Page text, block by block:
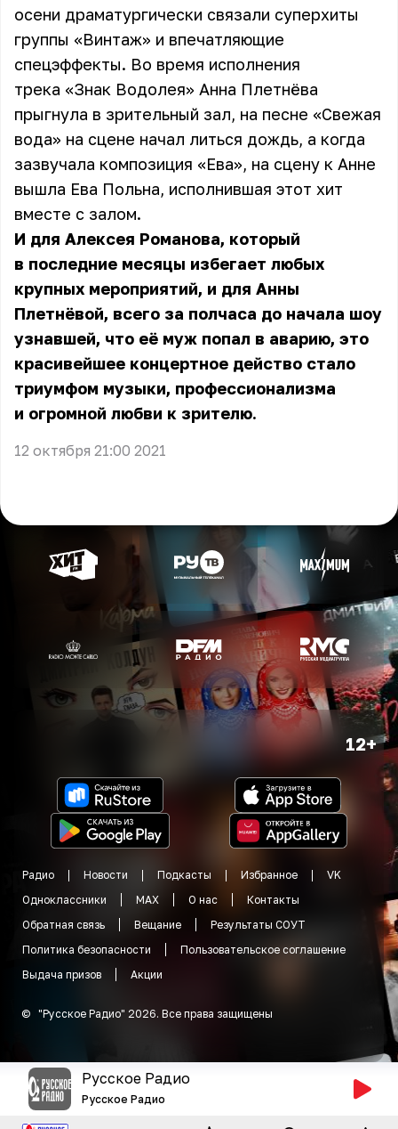
осени драматургически связали суперхиты
группы «Винтаж» и впечатляющие
спецэффекты. Во время исполнения
трека «Знак Водолея» Анна Плетнёва
прыгнула в зрительный зал, на песне «Свежая
вода» на сцене начал литься дождь, а когда
зазвучала композиция «Ева», на сцену к Анне
вышла Ева Польна, исполнившая этот хит
вместе с залом.
И для Алексея Романова, который
в последние месяцы избегает любых
крупных мероприятий, и для Анны
Плетнёвой, всего за полчаса до начала шоу
узнавшей, что её муж попал в аварию, это
красивейшее концертное действо стало
триумфом музыки, профессионализма
и огромной любви к зрителю.
12 октября 21:00 2021
12+
Радио Новости Подкасты Избранное
VK
Одноклассники
MAX О нас
Контакты
Обратная связь
Вещание
Результаты СОУТ
Политика безопасности
Пользовательское соглашение
Выдача призов
Акции
© "Русское Радио" 2026. Все права защищены
Русское Радио
Русское Радио